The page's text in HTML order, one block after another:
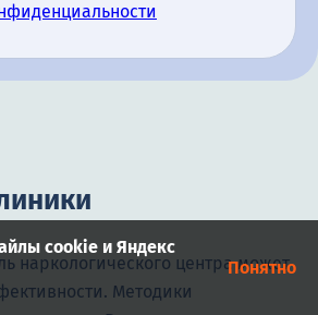
наркологического центра может
Методики
cookie и Яндекс
Понятно